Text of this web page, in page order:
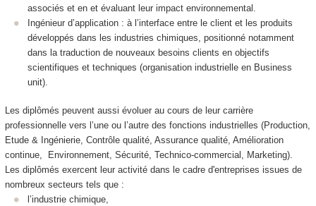
associés et en et évaluant leur impact environnemental.
Ingénieur d’application : à l’interface entre le client et les produits
développés dans les industries chimiques, positionné notamment
dans la traduction de nouveaux besoins clients en objectifs
scientifiques et techniques (organisation industrielle en Business
unit).
Les diplômés peuvent aussi évoluer au cours de leur carrière
professionnelle vers l’une ou l’autre des fonctions industrielles (Production,
Etude & Ingénierie, Contrôle qualité, Assurance qualité, Amélioration
continue, Environnement, Sécurité, Technico-commercial, Marketing).
Les diplômés exercent leur activité dans le cadre d'entreprises issues de
nombreux secteurs tels que :
l’industrie chimique,